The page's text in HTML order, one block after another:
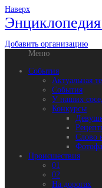
Наверх
Добавить организацию
Меню
События
Актуальная
События
У наших
Конкурсы
Слово
Происшествия
01
02
На дорогах